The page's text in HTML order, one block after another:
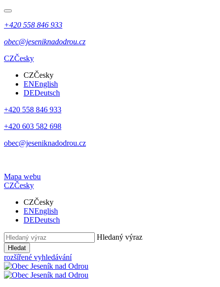
+420 558 846 933
obec@jeseniknadodrou.cz
CZČesky
CZČesky
ENEnglish
DEDeutsch
+420 558 846 933
+420 603 582 698
obec@jeseniknadodrou.cz
Mapa webu
CZČesky
CZČesky
ENEnglish
DEDeutsch
Hledaný výraz
Hledat
rozšířené vyhledávání